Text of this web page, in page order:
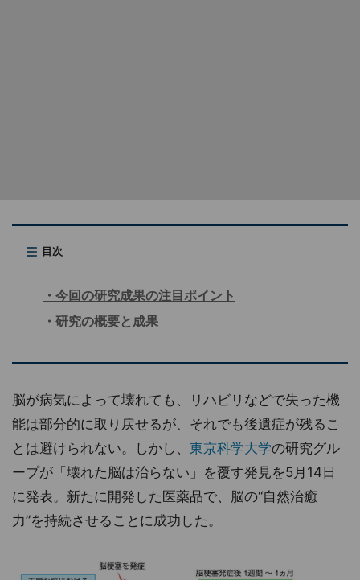
目次
今回の研究成果の注目ポイント
研究の概要と成果
脳が病気によって壊れても、リハビリなどで失った機
能は部分的に取り戻せるが、それでも後遺症が残るこ
とは避けられない。しかし、 東京科学大学の研究グル
ープが「壊れた脳は治らない」を覆す発見を5月14日
に発表。新たに開発した医薬品で、脳の“自然治癒
力”を持続させることに成功した。